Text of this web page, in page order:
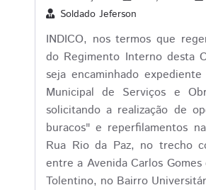
Soldado Jeferson
INDICO, nos termos que
do Regimento Interno desta
seja encaminhado
Municipal de Serviços e
solicitando a realização de
buracos" e reperfilamentos
Rua Rio da Paz, no trecho
entre a Avenida Carlos
Tolentino, no Bairro